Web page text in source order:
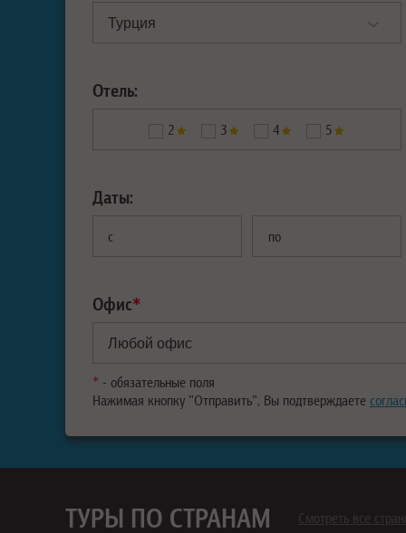
Отель:
2 3 4 5
Даты:
с по
Офис*
* - обязательные поля
Нажимая кнопку "Отправить", Вы подтверждаете
ТУРЫ ПО СТРАНАМ Смотреть все